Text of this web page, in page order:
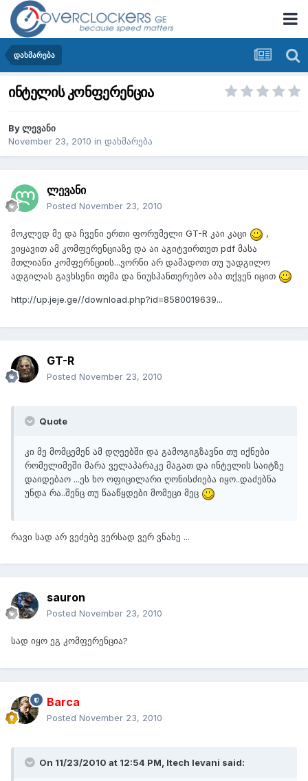
დახმარება
ინტელის კონფერენცია
Byლევანი
November 23, 2010 in დახმარება
ლევანი
Posted November 23, 2010
მოკლედ მე და ჩვენი ერთი ფორუმელი GT-R კაი კაცი
,
ვიყავით ამ კომფერენციაზე და აი აგიტვირთეთ pdf მასა
მთლიანი კომფერნციის...ვორნი არ დამადოთ თუ უადგილო
ადგილას გავხსენი თემა და ნიუსჰანთერებო აბა თქვენ იცით
http://up.jeje.ge//download.php?id=8580019639...
GT-R
Posted November 23, 2010
Quote
კი მე მომცემენ ამ დღეებში და გამოგიგზავნი თუ იქნები
რომელიმეში მარა ველაპარაკე მაგათ და ინტელის საიტზე
დაიდებაო ...ეს ხო ოფიცილარი ღონისძიება იყო..დაძებნა
უნდა რა..შენც თუ წააწყდები მომეცი მეც
რავი სად არ ვეძებე ვერსად ვერ ვნახე ...
sauron
Posted November 23, 2010
სად იყო ეგ კომფერენცია?
Barca
Posted November 23, 2010
On 11/23/2010 at 12:54 PM, Itech levani said: